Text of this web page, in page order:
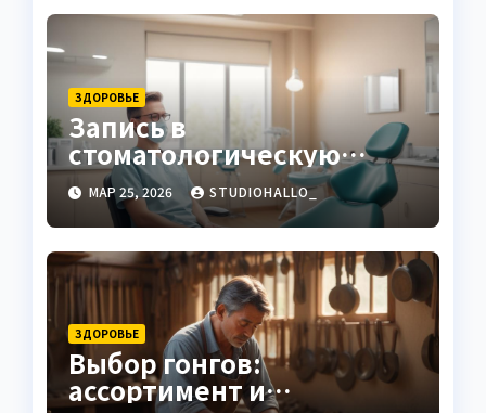
ЗДОРОВЬЕ
Запись в
стоматологическую
клинику
МАР 25, 2026 STUDIOHALLO_
ЗДОРОВЬЕ
Выбор гонгов:
ассортимент и